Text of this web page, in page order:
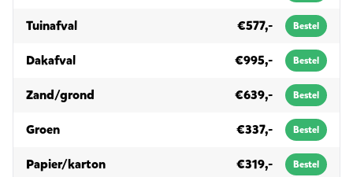
Tuinafvalin 10m³ €577,- Bestel
Dakafvalin 10m³ €995,- Bestel
Zand/grond €639,- Bestel
Groenin 10m³ €337,- Bestel
Papier/kartonin 10m³ €319,- Bestel